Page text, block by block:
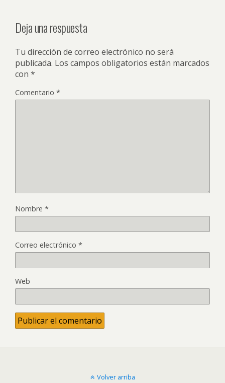
Deja una respuesta
Tu dirección de correo electrónico no será
publicada. Los campos obligatorios están marcados
con *
Comentario *
Nombre *
Correo electrónico *
Web
Volver arriba